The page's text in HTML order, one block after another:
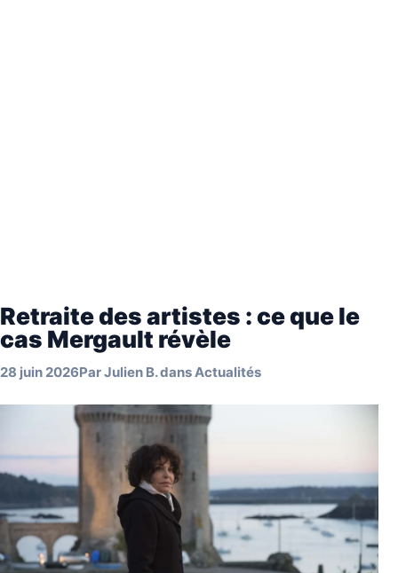
Retraite des artistes : ce que le
cas Mergault révèle
28 juin 2026ParJulien B.dansActualités